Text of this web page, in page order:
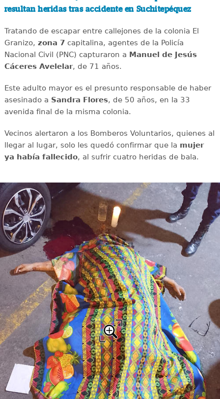
resultan heridas tras accidente en Suchitepéquez
Tratando de escapar entre callejones de la colonia El
Granizo, zona 7 capitalina, agentes de la Policía
Nacional Civil (PNC) capturaron a Manuel de Jesús
Cáceres Avelelar, de 71 años.
Este adulto mayor es el presunto responsable de haber
asesinado a Sandra Flores, de 50 años, en la 33
avenida final de la misma colonia.
Vecinos alertaron a los Bomberos Voluntarios, quienes al
llegar al lugar, solo les quedó confirmar que la mujer
ya había fallecido, al sufrir cuatro heridas de bala.